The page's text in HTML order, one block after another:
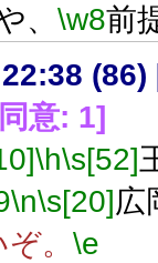
、 \w8前
(86)
意: 1]
\h\s[52]
\n\s[20]広
。 \e